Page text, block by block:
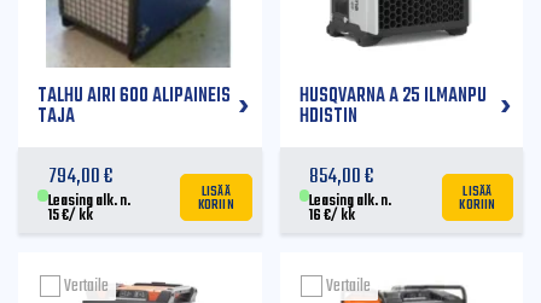
TALHU AIRI 600 ALIPAINEIS
TAJA
794,00€
Leasing alk. n.
15€/ kk
LISÄÄ
KORIIN
HUSQVARNA A 25 ILMANPU
HDISTIN
854,00€
Leasing alk. n.
16€/ kk
LISÄÄ
KORIIN
Vertaile Vertaile